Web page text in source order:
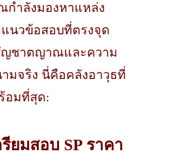
กำลังมองหาแหล่ง
นวข้อสอบที่ตรงจุด
ญชาตญาณและความ
มจริง นี่คือคลังอาวุธที่
อมที่สุด:
ยมสอบ SP ราคา